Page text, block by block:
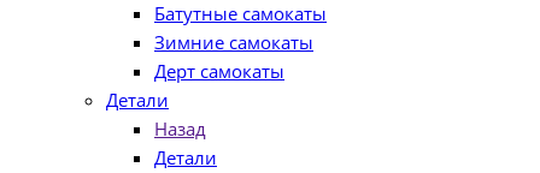
Батутные самокаты
Зимние самокаты
Дерт самокаты
Детали
Назад
Детали